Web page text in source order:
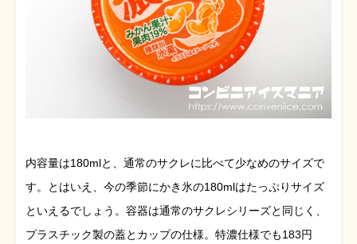
内容量は180mlと、通常のサクレに比べて少なめのサイズで
す。とはいえ、今の季節にかき氷の180mlはたっぷりサイズ
といえるでしょう。容器は通常のサクレシリーズと同じく、
プラスチック製の蓋とカップの仕様。特濃仕様でも183円